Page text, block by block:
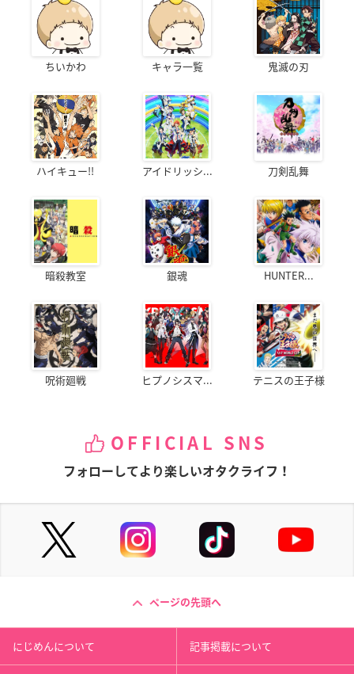
ちいかわ キャラ一覧 鬼滅の刃
ハイキュー!! アイドリッシ... 刀剣乱舞
暗殺教室 銀魂 HUNTER...
呪術廻戦 ヒプノシスマ... テニスの王子様
OFFICIAL SNS
フォローしてより楽しいオタクライフ！
ページの先頭へ
にじめんについて 記事掲載について